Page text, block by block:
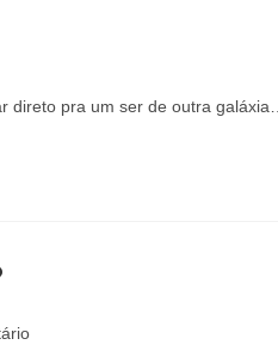
direto pra um ser de outra galáxia…